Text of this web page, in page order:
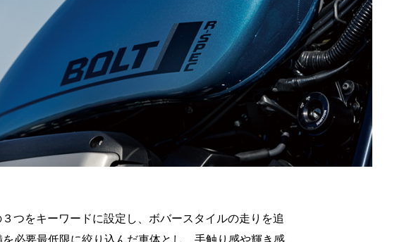
つをキーワードに設定し、ボバースタイルの走りを追
必要最低限に絞り込んだ車体とし、手触り感や輝き感、